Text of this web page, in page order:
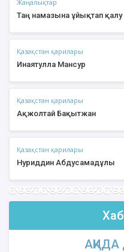
Жаңалықтар
Таң намазына ұйықтап қалу
Қазақстан қарилары
Инаятулла Мансур
Қазақстан қарилары
Ақжолтай Бақытжан
Қазақстан қарилары
Нуриддин Абдусамадұлы
АҚИДА